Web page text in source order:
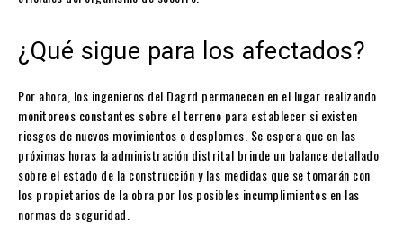
¿Qué sigue para los afectados?
Por ahora, los ingenieros del Dagrd permanecen en el lugar realizando
monitoreos constantes sobre el terreno para establecer si existen
riesgos de nuevos movimientos o desplomes. Se espera que en las
próximas horas la administración distrital brinde un balance detallado
sobre el estado de la construcción y las medidas que se tomarán con
los propietarios de la obra por los posibles incumplimientos en las
normas de seguridad.